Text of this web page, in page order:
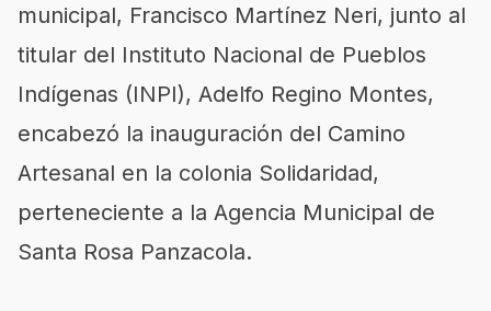
municipal, Francisco Martínez Neri, junto al
titular del Instituto Nacional de Pueblos
Indígenas (INPI), Adelfo Regino Montes,
encabezó la inauguración del Camino
Artesanal en la colonia Solidaridad,
perteneciente a la Agencia Municipal de
Santa Rosa Panzacola.